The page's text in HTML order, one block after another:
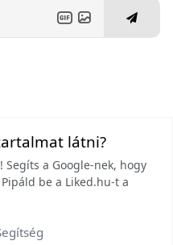
látni?
a Google-nek, hogy
be a Liked.hu-t a